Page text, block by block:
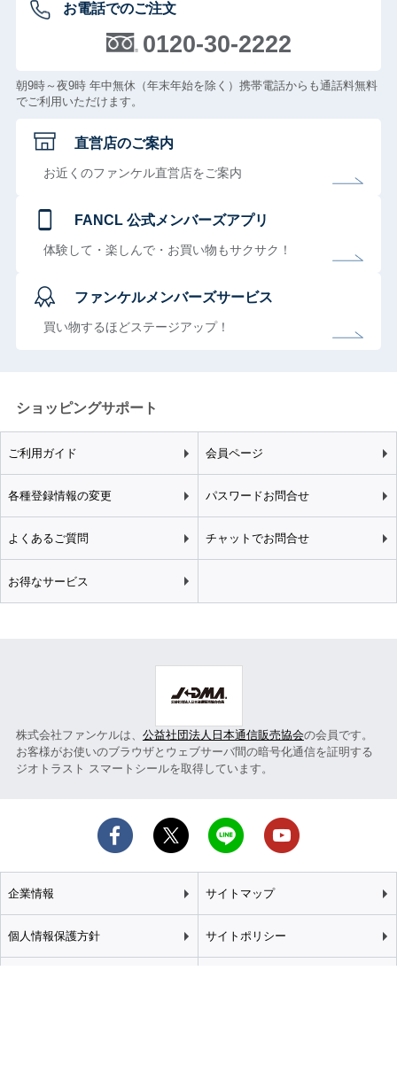
お電話でのご注文
0120-30-2222
朝9時～夜9時 年中無休（年末年始を除く）携帯電話からも通話料無料
でご利用いただけます。
直営店のご案内
お近くのファンケル直営店をご案内
FANCL 公式メンバーズアプリ
体験して・楽しんで・お買い物もサクサク！
ファンケルメンバーズサービス
買い物するほどステージアップ！
ショッピングサポート
ご利用ガイド 会員ページ
各種登録情報の変更 パスワードお問合せ
よくあるご質問 チャットでお問合せ
お得なサービス
株式会社ファンケルは、 公益社団法人日本通信販売協会の会員です。
お客様がお使いのブラウザとウェブサーバ間の暗号化通信を証明する
ジオトラスト スマートシールを取得しています。
企業情報 サイトマップ
個人情報保護方針 サイトポリシー